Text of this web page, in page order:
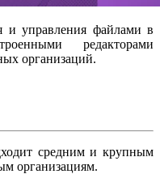
и управления файлами в
редакторами
организаций.
средним и крупным
организациям.